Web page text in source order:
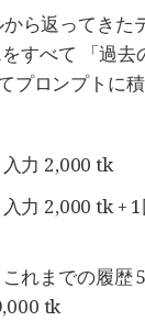
ら返ってきた
すべて 「過去
プロンプトに
力 2,000 tk
力 2,000 tk +
れまでの履歴
tk